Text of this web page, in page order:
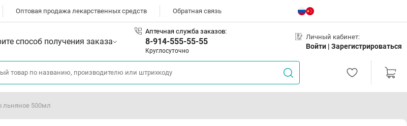
Оптовая продажа лекарственных средств Обратная связь
способ получения заказа
Аптечная служба заказов:
8-914-555-55-55
Круглосуточно
Личный кабинет:
Войти | Зарегистрироваться
льняное 500мл